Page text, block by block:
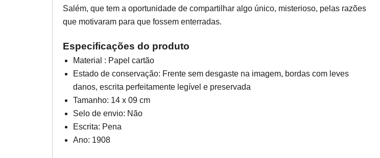
Salém, que tem a oportunidade de compartilhar algo único, misterioso, pelas razões
que motivaram para que fossem enterradas.
Especificações do produto
Material : Papel cartão
Estado de conservação: Frente sem desgaste na imagem, bordas com leves
danos, escrita perfeitamente legível e preservada
Tamanho: 14 x 09 cm
Selo de envio: Não
Escrita: Pena
Ano: 1908